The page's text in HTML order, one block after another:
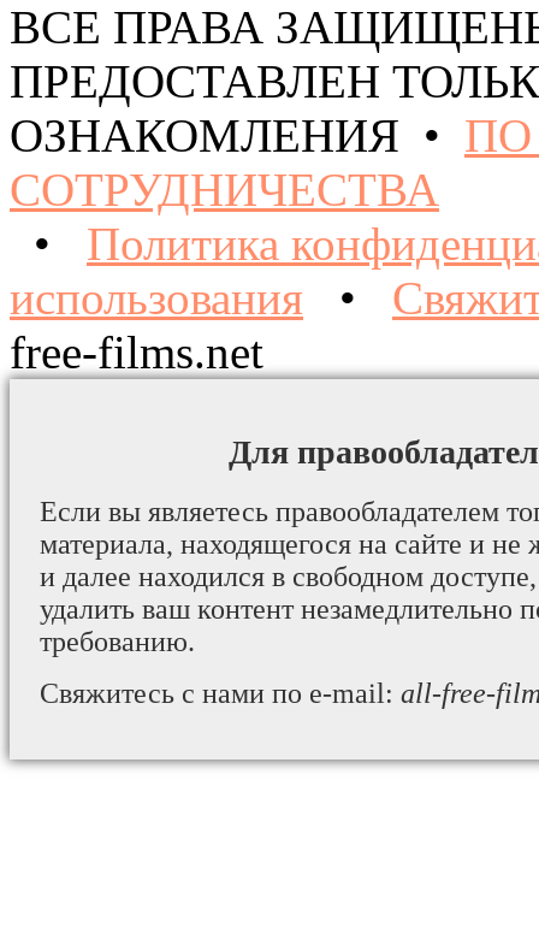
ВСЕ ПРАВА
ПРЕДОСТАВЛЕН
ОЗНАКОМЛЕНИЯ •
СОТРУДНИЧЕСТВА
• Политика
использования •
free-films.net
Для
Если вы являетесь правообладателем
материала, находящегося на сайте и не
и далее находился в свободном
удалить ваш контент незамедлительно
требованию.
Свяжитесь с нами по e-mail: all-free-